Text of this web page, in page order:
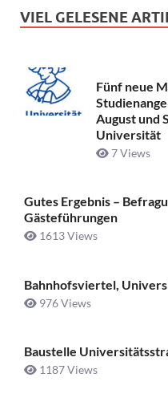
VIEL GELESENE
Fünf neue
August und
Universität
7 Views
Gutes Ergebnis –
Gästeführungen
1613 Views
Bahnhofsviertel,
976 Views
Baustelle
1187 Views